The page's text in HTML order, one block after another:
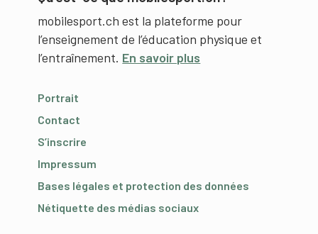
mobilesport.ch est la plateforme pour
l’enseignement de l’éducation physique et
l’entraînement. En savoir plus
Portrait
Contact
S’inscrire
Impressum
Bases légales et protection des données
Nétiquette des médias sociaux